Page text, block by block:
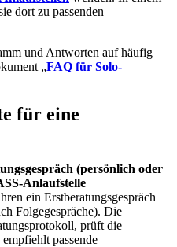
dort zu passenden
und Antworten auf häufig
„FAQ für Solo-
für eine
(persönlich oder
Anlaufstelle
ein Erstberatungsgespräch
Folgegespräche). Die
prüft die
passende